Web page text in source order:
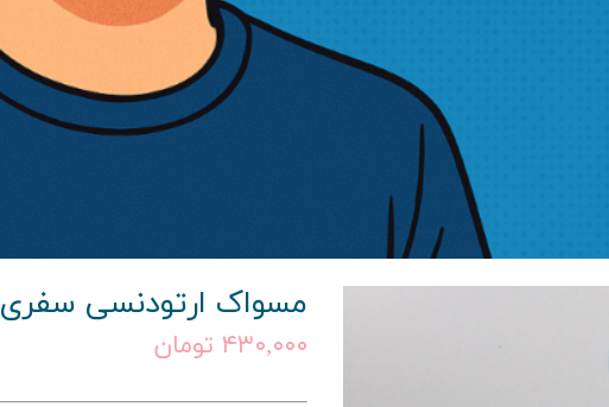
مسواک ارتودنسی سفری
۴۳۰,۰۰۰ تومان